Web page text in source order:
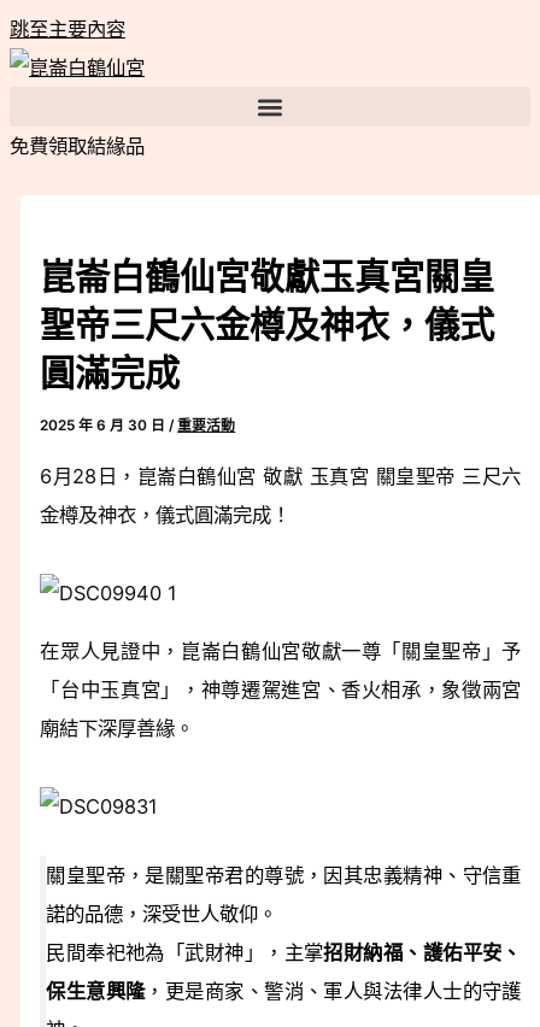
跳至主要內容
免費領取結緣品
崑崙白鶴仙宮敬獻玉真宮關皇
聖帝三尺六金樽及神衣，儀式
圓滿完成
2025 年 6 月 30 日/重要活動
6月28日，崑崙白鶴仙宮 敬獻 玉真宮 關皇聖帝 三尺六
金樽及神衣，儀式圓滿完成！
在眾人見證中，崑崙白鶴仙宮敬獻一尊「關皇聖帝」予
「台中玉真宮」，神尊遷駕進宮、香火相承，象徵兩宮
廟結下深厚善緣。
關皇聖帝，是關聖帝君的尊號，因其忠義精神、守信重
諾的品德，深受世人敬仰。
民間奉祀祂為「武財神」，主掌招財納福、護佑平安、
保生意興隆，更是商家、警消、軍人與法律人士的守護